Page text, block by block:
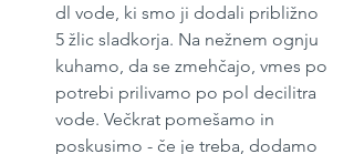
dl vode, ki smo ji dodali približno
5 žlic sladkorja. Na nežnem ognju
kuhamo, da se zmehčajo, vmes po
potrebi prilivamo po pol decilitra
vode. Večkrat pomešamo in
poskusimo - če je treba, dodamo